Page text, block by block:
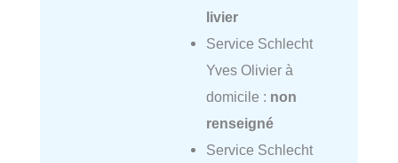
livier
Service Schlecht
Yves Olivier à
domicile : non
renseigné
Service Schlecht